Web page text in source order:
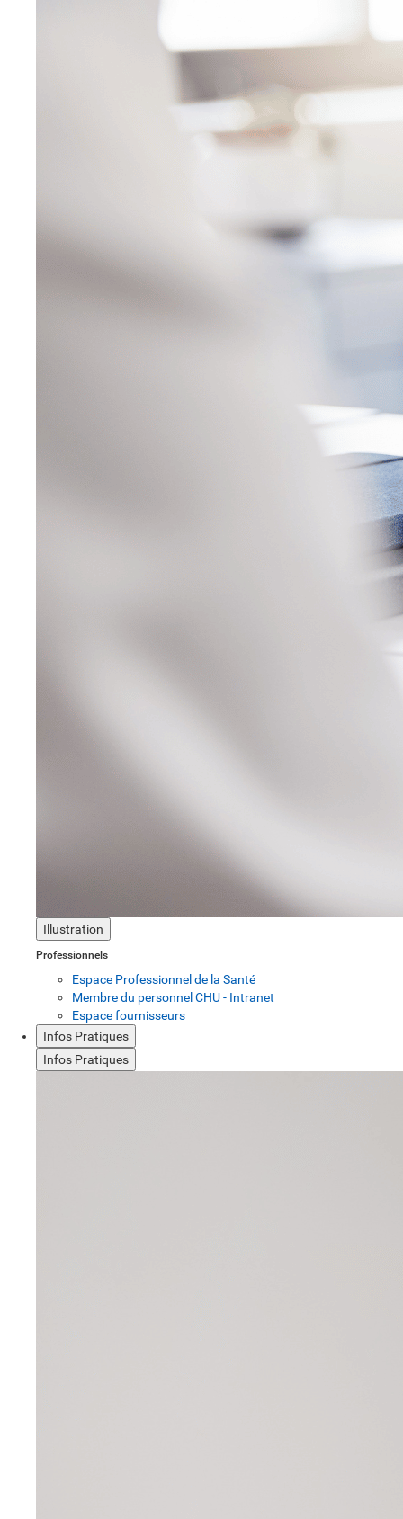
Illustration
Professionnels
Espace Professionnel de la Santé
Membre du personnel CHU - Intranet
Espace fournisseurs
Infos Pratiques
Infos Pratiques